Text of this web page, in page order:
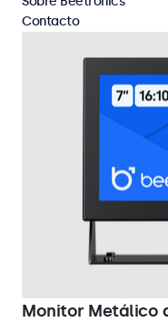
Monitor Metálico
Contacto